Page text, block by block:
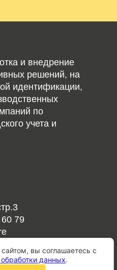
и внедрение
решений, на
идентификации,
по
учета и
79
вы соглашаетесь с
данных.